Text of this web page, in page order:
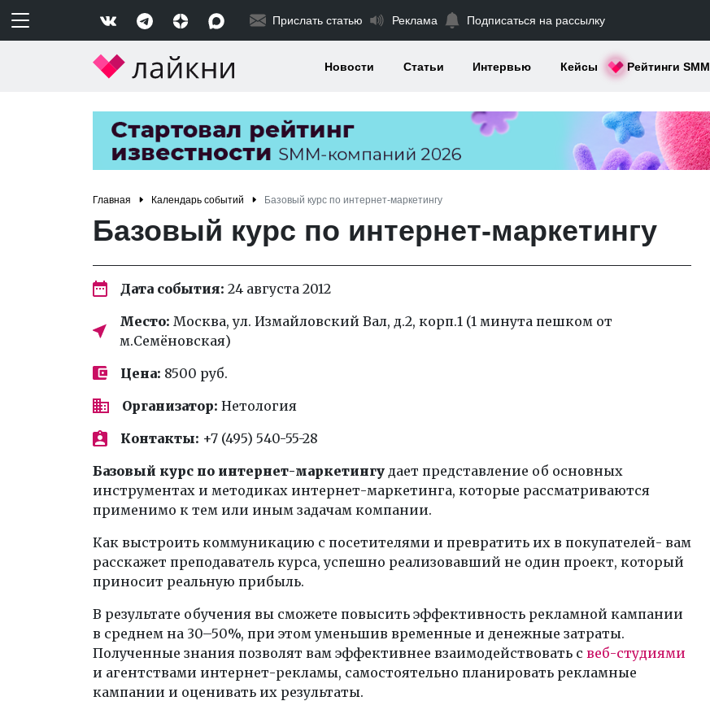
Прислать статью Реклама Подписаться на рассылку
Новости Статьи Интервью Кейсы Рейтинги SMM
Главная Календарь событий Базовый курс по интернет-маркетингу
Базовый курс по интернет-маркетингу
Дата события: 24 августа 2012
Место: Москва, ул. Измайловский Вал, д.2, корп.1 (1 минута пешком от
м.Семёновская)
Цена: 8500 руб.
Организатор: Нетология
Контакты: +7 (495) 540-55-28
Базовый курс по интернет-маркетингу дает представление об основных
инструментах и методиках интернет-маркетинга, которые рассматриваются
применимо к тем или иным задачам компании.
Как выстроить коммуникацию с посетителями и превратить их в покупателей- вам
расскажет преподаватель курса, успешно реализовавший не один проект, который
приносит реальную прибыль.
В результате обучения вы сможете повысить эффективность рекламной кампании
в среднем на 30–50%, при этом уменьшив временные и денежные затраты.
Полученные знания позволят вам эффективнее взаимодействовать с веб-студиями
и агентствами интернет-рекламы, самостоятельно планировать рекламные
кампании и оценивать их результаты.